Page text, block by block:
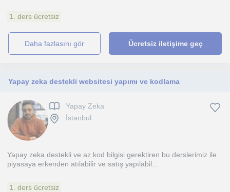
1. ders ücretsiz
daha fazlasını gör Ücretsiz iletişime geç
Yapay zeka destekli websitesi yapımı ve kodlama
Yapay Zeka
İstanbul
Yapay zeka destekli ve az kod bilgisi gerektiren bu derslerimiz ile
piyasaya erkenden atılabilir ve satış yapılabil...
1. ders ücretsiz